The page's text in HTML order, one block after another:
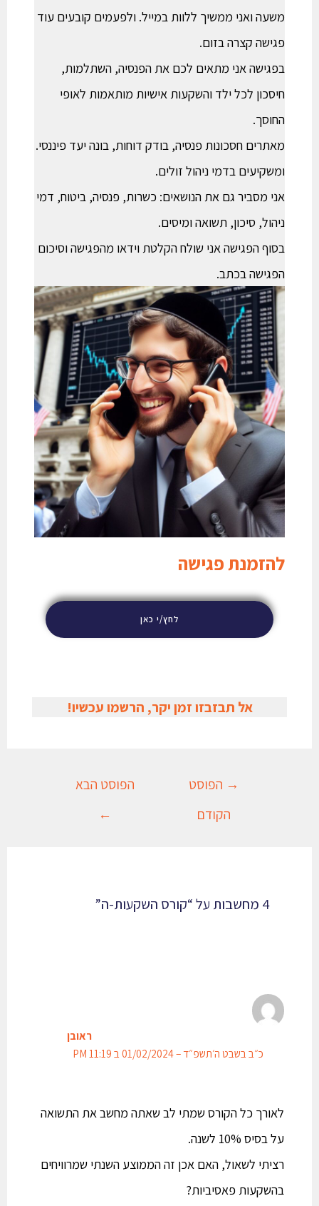
משעה ואני ממשיך ללוות במייל. ולפעמים קובעים עוד
פגישה קצרה בזום.
בפגישה אני מתאים לכם את הפנסיה, השתלמות,
חיסכון לכל ילד והשקעות אישיות מותאמות לאופי
החוסך.
מאתרים חסכונות פנסיה, בודק דוחות, בונה יעד פיננסי.
ומשקיעים בדמי ניהול זולים.
אני מסביר גם את הנושאים: כשרות, פנסיה, ביטוח, דמי
ניהול, סיכון, תשואה ומיסים.
בסוף הפגישה אני שולח הקלטת וידאו מהפגישה וסיכום
הפגישה בכתב.
להזמנת פגישה
לחץ/י כאן
אל תבזבזו זמן יקר, הרשמו עכשיו!
→הפוסט
הקודם
הפוסט הבא
←
4 מחשבות על “קורס השקעות-ה”
ראובן
כ״ב בשבט ה׳תשפ״ד – 01/02/2024 ב 11:19 PM
לאורך כל הקורס שמתי לב שאתה מחשב את התשואה
על בסיס 10% לשנה.
רציתי לשאול, האם אכן זה הממוצע השנתי שמרוויחים
בהשקעות פאסיביות?